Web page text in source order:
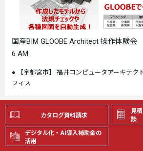
国産BIM GLOOBE Architect 操作体験
6 AM
【宇都宮市】 福井コンピュータアーキテ
フィス
オンラインイベント
2026.08.27開催
カタログ資料請求
見
談
デジタル化・AI導入補助金の
活用